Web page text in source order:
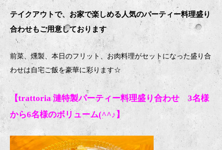
テイクアウトで、お家で楽しめる人気のパーティー料理盛り
合わせもご用意しております
前菜、燻製、本日のフリット、お肉料理がセットになった盛り合
わせは自宅ご飯を豪華に彩ります☆
【trattoria 漣特製パーティー料理盛り合わせ 3名様
から6名様のボリューム(^^♪】